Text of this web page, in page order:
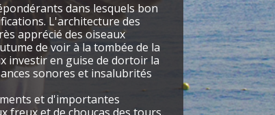
dans lesquels bon
L'architecture des
apprécié des oiseaux
de voir à la tombée de la
investir en guise de dortoir la
sonores et insalubrités
et d'importantes